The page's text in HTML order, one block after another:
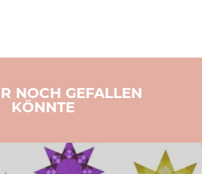
NOCH GEFALLEN
KÖNNTE